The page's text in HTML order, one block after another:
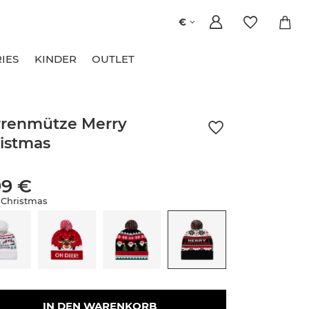
€
KINDER OUTLET
Merry
€
IN DEN WARENKORB